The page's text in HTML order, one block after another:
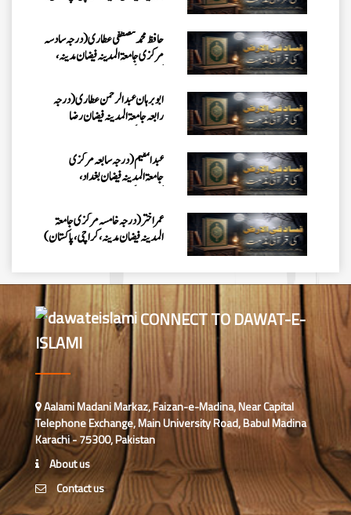
حافظ محمد مصطفٰی عطاری (درجہ سادسہ
مرکزی جامعۃالمدينہ فیضان مدینہ،
کراچی،پاکستان)
ابو برہان عبدالرحمن عطاری (درجہ
رابعہ جامعۃالمدینہ فیضان رضا
،لاہور،پاکستان)
عبدالمقیم (درجہ سابعہ مرکزی
جامعۃالمدینہ فیضان بغداد،
کراچی،پاکستان)
عمر اختر (درجہ خامسہ مرکزی جامعۃ
المدینہ فیضان مدینہ ،کراچی،پاکستان)
محمد وقاص (مرکزی جامعۃ المدینہ
فیضان مدینہ،کراچی ،پاکستان)
محمد سعد عمران (درجہ عالیہ مرکزی
جامعۃ المدینہ فیضانِ مدینہ ،کراچی
،پاکستان)
احمد رضا ہاشمی (درجہ خامسہ مرکزی
جامعۃ المدينہ فيضان عثمان غنى،
کراچی،پاکستان)
ارشد علی عطاری (درجہ خامسہ
مرکزی جامعۃ المدینہ فیضانِ مدینہ،
کراچی،پاکستان)
CONNECT TO DAWAT-E-
ISLAMI
Aalami Madani Markaz, Faizan-e-Madina, Near Capital
Telephone Exchange, Main University Road, Babul Madina
Karachi - 75300, Pakistan
About us
Contact us